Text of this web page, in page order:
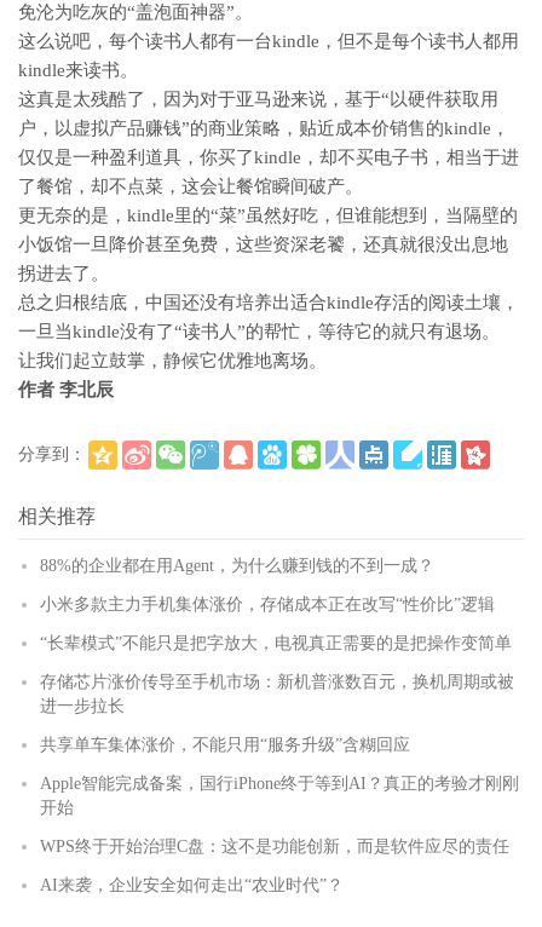
免沦为吃灰的“盖泡面神器”。
这么说吧，每个读书人都有一台kindle，但不是每个读书人都用
kindle来读书。
这真是太残酷了，因为对于亚马逊来说，基于“以硬件获取用
户，以虚拟产品赚钱”的商业策略，贴近成本价销售的kindle，
仅仅是一种盈利道具，你买了kindle，却不买电子书，相当于进
了餐馆，却不点菜，这会让餐馆瞬间破产。
更无奈的是，kindle里的“菜”虽然好吃，但谁能想到，当隔壁的
小饭馆一旦降价甚至免费，这些资深老饕，还真就很没出息地
拐进去了。
总之归根结底，中国还没有培养出适合kindle存活的阅读土壤，
一旦当kindle没有了“读书人”的帮忙，等待它的就只有退场。
让我们起立鼓掌，静候它优雅地离场。
作者 李北辰
分享到：
相关推荐
88%的企业都在用Agent，为什么赚到钱的不到一成？
小米多款主力手机集体涨价，存储成本正在改写“性价比”逻辑
“长辈模式”不能只是把字放大，电视真正需要的是把操作变简单
存储芯片涨价传导至手机市场：新机普涨数百元，换机周期或被
进一步拉长
共享单车集体涨价，不能只用“服务升级”含糊回应
Apple智能完成备案，国行iPhone终于等到AI？真正的考验才刚刚
开始
WPS终于开始治理C盘：这不是功能创新，而是软件应尽的责任
AI来袭，企业安全如何走出“农业时代”？